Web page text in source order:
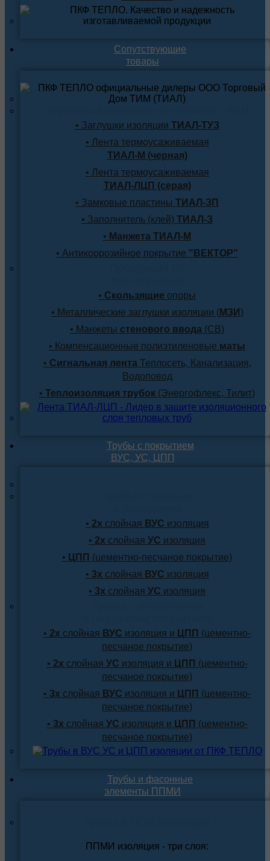
Сопутствующие
товары
• Заглушки изоляции ТИАЛ-ТУЗ
• Лента термоусаживаемая
ТИАЛ-М (черная)
• Лента термоусаживаемая
ТИАЛ-ЛЦП (серая)
• Замковые пластины ТИАЛ-ЗП
• Заполнитель (клей) ТИАЛ-З
• Манжета ТИАЛ-М
• Антикоррозийное покрытие "ВЕКТОР"
• Скользящие опоры
• Металлические заглушки изоляции (МЗИ )
• Манжеты стенового ввода (СВ)
• Компенсационные полиэтиленовые маты
• Сигнальная лентаТеплосеть, Канализация,
Водоповод
• Теплоизоляция трубок (Энергофлекс, Тилит)
Трубы с покрытием
ВУС, УС, ЦПП
• 2х слойная ВУС изоляция
• 2х слойная УС изоляция
• ЦПП (цементно-песчаное покрытие)
• 3х слойная ВУС изоляция
• 3х слойная УС изоляция
• 2х слойная ВУС изоляция и ЦПП (цементно-
песчаное покрытие)
• 2х слойная УС изоляция и ЦПП (цементно-
песчаное покрытие)
• 3х слойная ВУС изоляция и ЦПП (цементно-
песчаное покрытие)
• 3х слойная УС изоляция и ЦПП (цементно-
песчаное покрытие)
Трубы и фасонные
элементы ППМИ
ППМИ изоляция - три слоя: